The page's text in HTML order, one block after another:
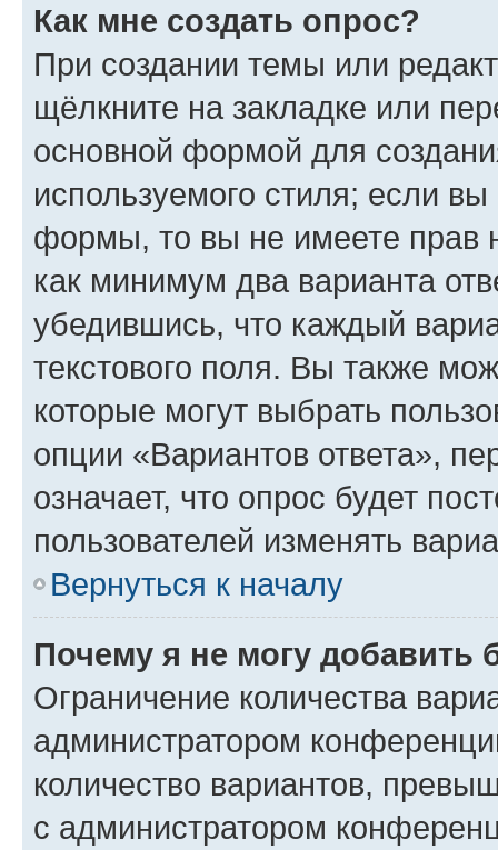
Как мне создать опрос?
При создании темы или
щёлкните на закладке или
основной формой для
используемого стиля; если
формы, то вы не имеете прав
как минимум два варианта
убедившись, что каждый
текстового поля. Вы также
которые могут выбрать
опции «Вариантов ответа»,
означает, что опрос будет
пользователей изменять
Вернуться к началу
Почему я не могу добавить
Ограничение количества
администратором
количество вариантов,
с администратором